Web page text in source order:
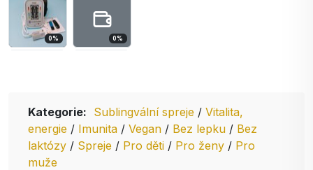
0% 0%
Kategorie: Sublingvální spreje / Vitalita,
energie / Imunita / Vegan / Bez lepku / Bez
laktózy / Spreje / Pro děti / Pro ženy / Pro
muže